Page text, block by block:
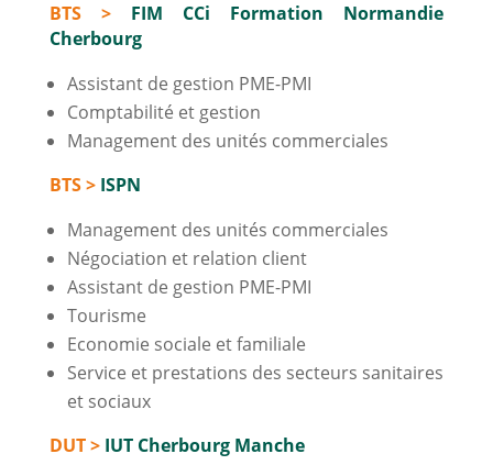
BTS >
FIM CCi Formation Normandie
Cherbourg
Assistant de gestion PME-PMI
Comptabilité et gestion
Management des unités commerciales
BTS > ISPN
Management des unités commerciales
Négociation et relation client
Assistant de gestion PME-PMI
Tourisme
Economie sociale et familiale
Service et prestations des secteurs sanitaires
et sociaux
DUT > IUT Cherbourg Manche